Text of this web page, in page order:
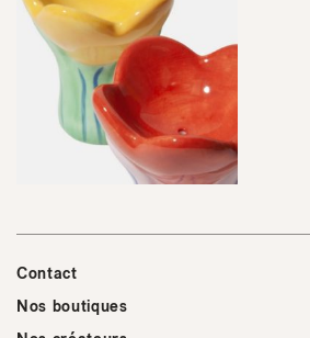
Contact
Nos boutiques